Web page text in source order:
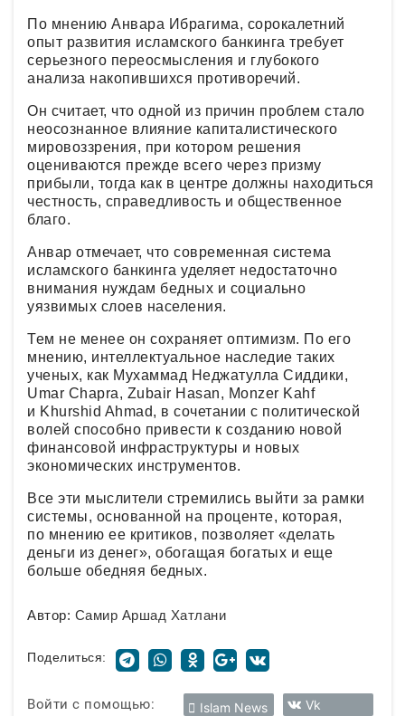
По мнению Анвара Ибрагима, сорокалетний
опыт развития исламского банкинга требует
серьезного переосмысления и глубокого
анализа накопившихся противоречий.
Он считает, что одной из причин проблем стало
неосознанное влияние капиталистического
мировоззрения, при котором решения
оцениваются прежде всего через призму
прибыли, тогда как в центре должны находиться
честность, справедливость и общественное
благо.
Анвар отмечает, что современная система
исламского банкинга уделяет недостаточно
внимания нуждам бедных и социально
уязвимых слоев населения.
Тем не менее он сохраняет оптимизм. По его
мнению, интеллектуальное наследие таких
ученых, как Мухаммад Неджатулла Сиддики,
Umar Chapra, Zubair Hasan, Monzer Kahf
и Khurshid Ahmad, в сочетании с политической
волей способно привести к созданию новой
финансовой инфраструктуры и новых
экономических инструментов.
Все эти мыслители стремились выйти за рамки
системы, основанной на проценте, которая,
по мнению ее критиков, позволяет «делать
деньги из денег», обогащая богатых и еще
больше обедняя бедных.
Автор: Самир Аршад Хатлани
Поделиться:
Войти с помощью: Islam News Vk